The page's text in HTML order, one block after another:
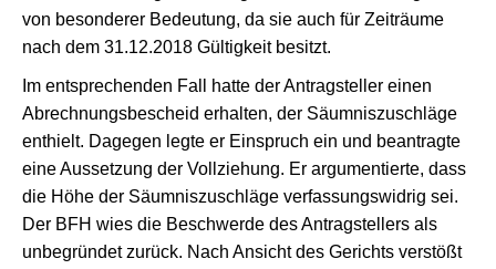
von besonderer Bedeutung, da sie auch für Zeiträume
nach dem 31.12.2018 Gültigkeit besitzt.
Im entsprechenden Fall hatte der Antragsteller einen
Abrechnungsbescheid erhalten, der Säumniszuschläge
enthielt. Dagegen legte er Einspruch ein und beantragte
eine Aussetzung der Vollziehung. Er argumentierte, dass
die Höhe der Säumniszuschläge verfassungswidrig sei.
Der BFH wies die Beschwerde des Antragstellers als
unbegründet zurück. Nach Ansicht des Gerichts verstößt